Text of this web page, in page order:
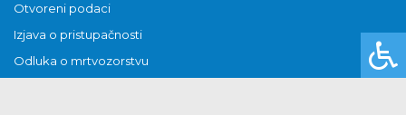
Otvoreni podaci
Izjava o pristupačnosti
Odluka o mrtvozorstvu